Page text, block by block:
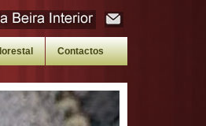
Contactos